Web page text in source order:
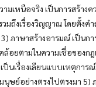
มเหนือจริง เป็นการสร้างค
มถึงเรื่องวิญญาณ โดยตั้งค
ภาษาสร้างอารมณ์ เป็นก
อยตามในความเชื่อของก
ป็นเรื่องเลียนแบบเหตุการ
ษย์อย่างตรงไปตรงมา 5)